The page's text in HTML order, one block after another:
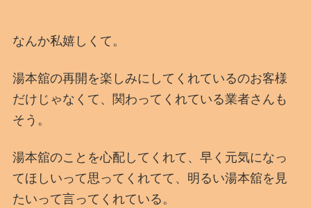
なんか私嬉しくて。
湯本舘の再開を楽しみにしてくれているのお客様
だけじゃなくて、関わってくれている業者さんも
そう。
湯本舘のことを心配してくれて、早く元気になっ
てほしいって思ってくれてて、明るい湯本舘を見
たいって言ってくれている。